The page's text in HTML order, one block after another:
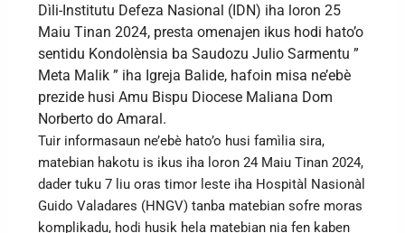
Dìli-Institutu Defeza Nasional (IDN) iha loron 25
Maiu Tinan 2024, presta omenajen ikus hodi hato’o
sentidu Kondolènsia ba Saudozu Julio Sarmentu ”
Meta Malik ” iha Igreja Balide, hafoin misa ne’ebè
prezide husi Amu Bispu Diocese Maliana Dom
Norberto do Amaral.
Tuir informasaun ne’ebè hato’o husi famìlia sira,
matebian hakotu is ikus iha loron 24 Maiu Tinan 2024,
dader tuku 7 liu oras timor leste iha Hospitàl Nasionàl
Guido Valadares (HNGV) tanba matebian sofre moras
komplikadu, hodi husik hela matebian nia fen kaben